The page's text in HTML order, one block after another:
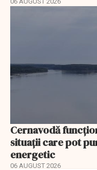
Cernavodă
situații care pot
energetic
06 AUGUST 2026